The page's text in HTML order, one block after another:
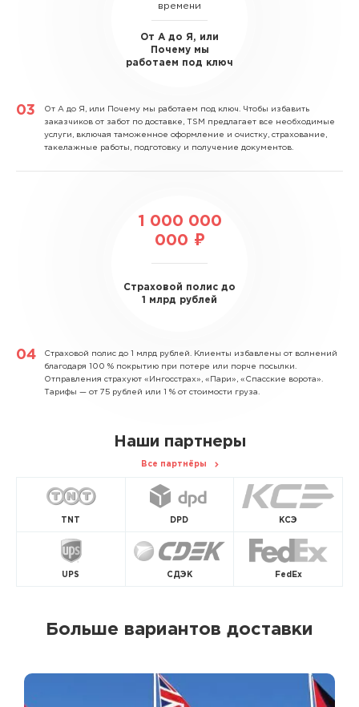
времени
От А до Я, или
Почему мы
работаем под ключ
От А до Я, или Почему мы работаем под ключ. Чтобы избавить
заказчиков от забот по доставке, TSM предлагает все необходимые
услуги, включая таможенное оформление и очистку, страхование,
такелажные работы, подготовку и получение документов.
1 000 000
000 ₽
Страховой полис до
1 млрд рублей
Страховой полис до 1 млрд рублей. Клиенты избавлены от волнений
благодаря 100 % покрытию при потере или порче посылки.
Отправления страхуют «Ингосстрах», «Пари», «Спасские ворота».
Тарифы — от 75 рублей или 1 % от стоимости груза.
Наши партнеры
Все партнёры
TNT DPD КСЭ
UPS СДЭК FedEx
Больше вариантов доставки